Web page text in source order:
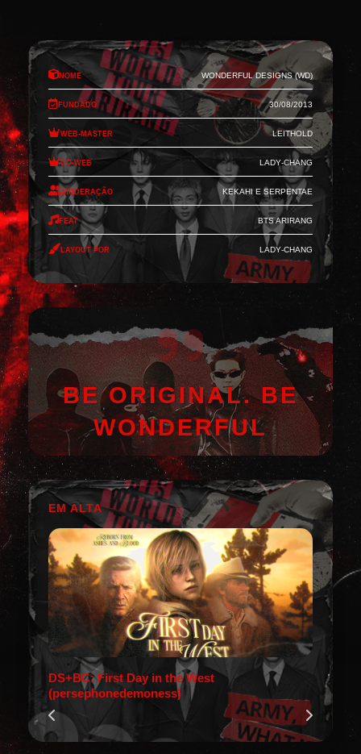
Nome Wonderful Designs (WD)
Fundado 30/08/2013
Web-Master Leithold
Co-Web Lady-Chang
Moderação Kekahi e Serpentae
Feat BTS Arirang
Layout por Lady-Chang
BE ORIGINAL. BE
WONDERFUL
EM ALTA
DS+BC: First Day in the West
(persephonedemoness)